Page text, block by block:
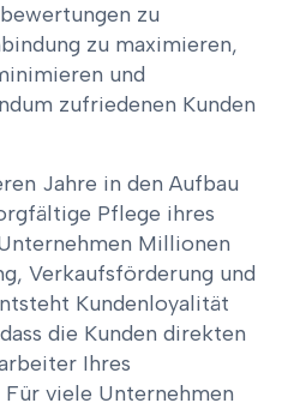
zu
zu maximieren,
und
zufriedenen Kunden
Jahre in den Aufbau
Pflege ihres
Millionen
Verkaufsförderung und
Kundenloyalität
die Kunden direkten
Ihres
viele Unternehmen